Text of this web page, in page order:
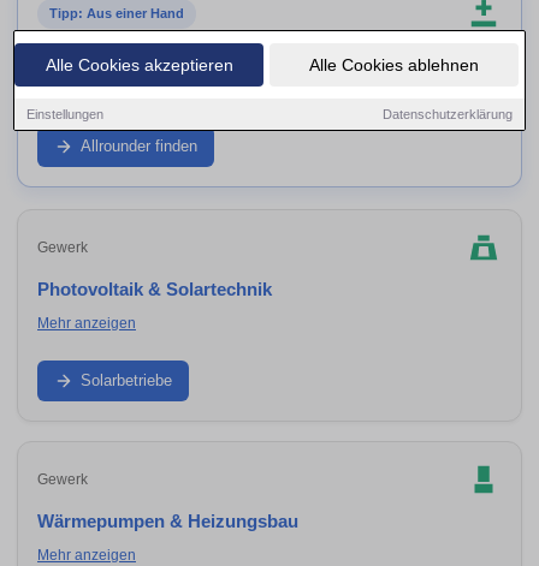
Alle Cookies akzeptieren Alle Cookies ablehnen
Einstellungen Datenschutzerklärung
Tipp: Aus einer Hand
Allrounder & Sanierungsbetriebe
Mehr anzeigen
Wenn du mehrere Gewerke aus einer Hand suchst: Finde
Sanierungsbetriebe und Generalunternehmer in
Umbgebungen – ideal für Komplettsanierung, Ausbau,
Allrounder finden
Gewerk
Photovoltaik & Solartechnik
Mehr anzeigen
PV-Anlage, Speicher, Wechselrichter und Einspeisung: Finde
Solarteure in Umbgebungen – von Beratung bis
fachgerechter Montage.
Solarbetriebe
Gewerk
Wärmepumpen & Heizungsbau
Mehr anzeigen